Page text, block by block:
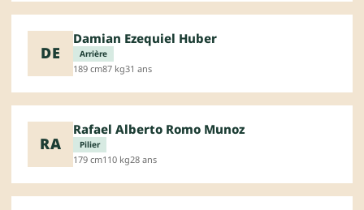
DE
Damian Ezequiel Huber
Arrière
189 cm87 kg31 ans
RA
Rafael Alberto Romo Munoz
Pilier
179 cm110 kg28 ans